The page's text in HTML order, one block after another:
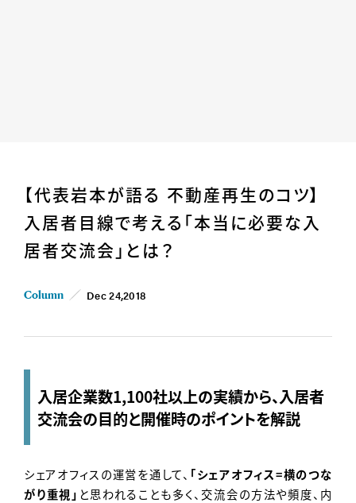
【代表岩本が語る 不動産再生のコツ】
入居者目線で考える「本当に必要な入
居者交流会」とは？
Column Dec 24,2018
入居企業数1,100社以上の実績から、入居者
交流会の目的と開催時のポイントを解説
シェアオフィスの運営を通して、 「シェアオフィス=横のつな
がり重視」 と思われることも多く、交流会の方法や頻度、内
Business
For Owner
Works
Cases
Company
Career/Recruit
IR
Contact